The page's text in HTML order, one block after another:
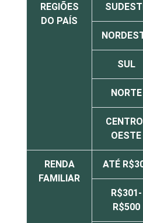
REGIÕES
DO PAÍS
SUL
NORTE
OESTE
RENDA
FAMILIAR
ATÉ
R$301-
R$500